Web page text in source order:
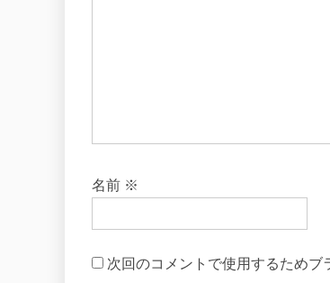
名前 ※
次回のコメントで使用するためブ